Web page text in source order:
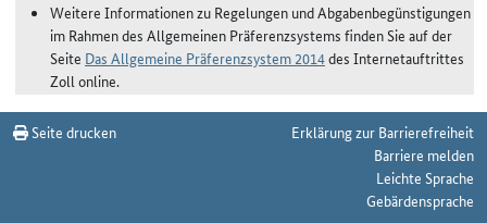
Weitere Informationen zu Regelungen und Abgabenbegünstigungen
im Rahmen des Allgemeinen Präferenzsystems finden Sie auf der
Seite Das Allgemeine Präferenzsystem 2014des Internetauftrittes
Zoll online.
Seite drucken
Erklärung zur Barrierefreiheit
Barriere melden
Leichte Sprache
Gebärdensprache